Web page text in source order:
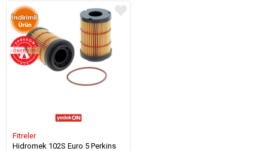
Fitreler
Hidromek 102S Euro 5 Perkins